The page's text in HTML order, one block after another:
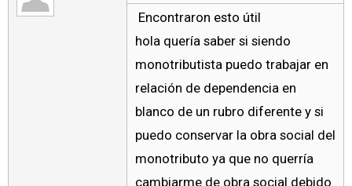
Encontraron esto útil
hola quería saber si siendo
monotributista puedo trabajar en
relación de dependencia en
blanco de un rubro diferente y si
puedo conservar la obra social del
monotributo ya que no querría
cambiarme de obra social debido